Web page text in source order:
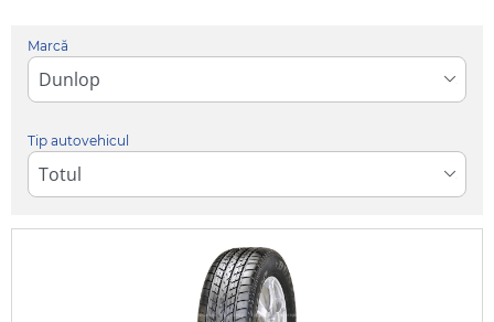
Marcă
Tip autovehicul